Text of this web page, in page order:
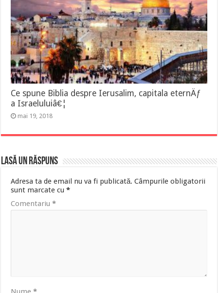
Ce spune Biblia despre Ierusalim, capitala eternÄƒ
a Israeluluiâ€¦
mai 19, 2018
Lasă un răspuns
Adresa ta de email nu va fi publicată. Câmpurile obligatorii
sunt marcate cu*
Comentariu*